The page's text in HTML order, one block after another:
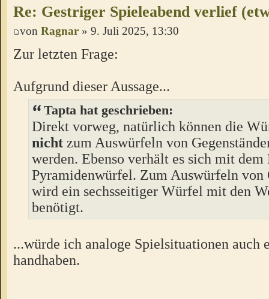
Re: Gestriger Spieleabend verlief
von Ragnar » 9. Juli 2025, 13:30
Zur letzten Frage:
Aufgrund dieser Aussage...
Tapta hat geschrieben:
Direkt vorweg, natürlich können die
nicht zum Auswürfeln von
werden. Ebenso verhält es sich mit dem
Pyramidenwürfel. Zum Auswürfeln von
wird ein sechsseitiger Würfel mit den
benötigt.
...würde ich analoge Spielsituationen auch
handhaben.